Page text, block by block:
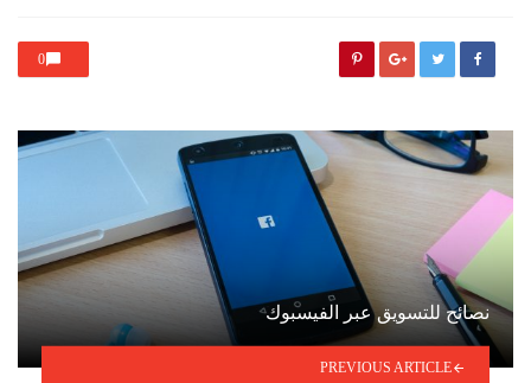
0
نصائح للتسويق عبر الفيسبوك
PREVIOUS ARTICLE